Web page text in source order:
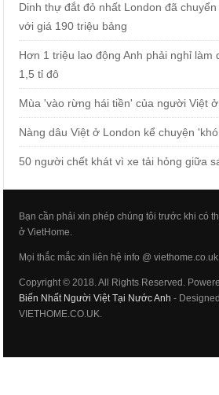
Dinh thự đắt đỏ nhất London đã
với giá 190 triệu bảng
Hơn 1 triệu lao động Anh phải nghỉ làm
1,5 tỉ đô
Mùa 'vào rừng hái tiền' của người Việt
Nàng dâu Việt ở London kể chuyện
50 người chết khát vì xe tải hỏng giữa
Bạn cần phải xin phép chúng tôi trước khi có
ở VietHome.
Mọi thắc mắc xin liên hệ info @ viethome.co.uk
Copyright © 2018. All Rights Reserved.
Biến Nhất Người Việt Tại Nước Anh -
VIETHOME.CO.UK.